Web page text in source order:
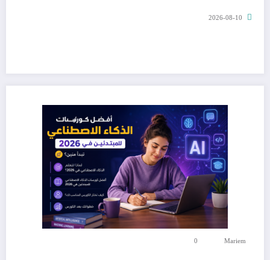
2026-08-10
Mariem
0